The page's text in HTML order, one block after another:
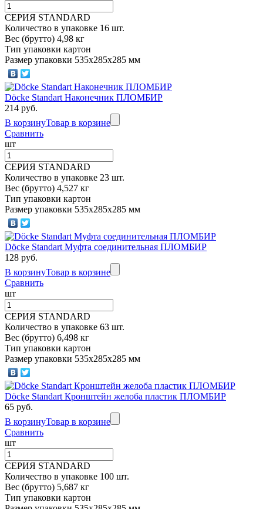
СЕРИЯ STANDARD
Количество в упаковке 16 шт.
Вес (брутто) 4,98 кг
Тип упаковки картон
Размер упаковки 535х285х285 мм
Döcke Standart Наконечник ПЛОМБИР
214 руб.
В корзинуТовар в корзине
Сравнить
шт
СЕРИЯ STANDARD
Количество в упаковке 23 шт.
Вес (брутто) 4,527 кг
Тип упаковки картон
Размер упаковки 535х285х285 мм
Döcke Standart Муфта соединительная ПЛОМБИР
128 руб.
В корзинуТовар в корзине
Сравнить
шт
СЕРИЯ STANDARD
Количество в упаковке 63 шт.
Вес (брутто) 6,498 кг
Тип упаковки картон
Размер упаковки 535х285х285 мм
Döcke Standart Кронштейн желоба пластик ПЛОМБИР
65 руб.
В корзинуТовар в корзине
Сравнить
шт
СЕРИЯ STANDARD
Количество в упаковке 100 шт.
Вес (брутто) 5,687 кг
Тип упаковки картон